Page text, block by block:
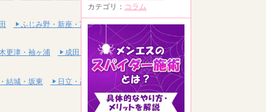
カテゴリ： コラム
ふじみ野・新座・富士見
更津・袖ヶ浦
成田・富里・印西
結城・坂東
日立・高萩・常陸太田